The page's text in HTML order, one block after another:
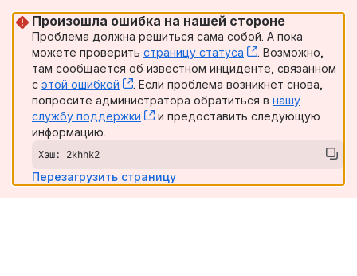
Произошла ошибка на нашей стороне
Проблема должна решиться сама собой. А пока
можете проверить страницу статуса , (opens new
. Возможно,
там сообщается об известном инциденте, связанном
с этой ошибкой , (opens new window)
. Если проблема возникнет снова,
попросите администратора обратиться в нашу
службу поддержки
, (opens new window)
и предоставить следующую
информацию.
Хэш: 2khhk2
Перезагрузить страницу